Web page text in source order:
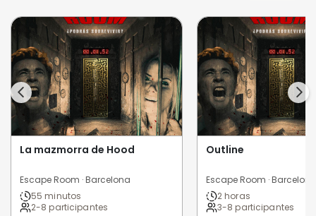
La mazmorra de Hood
Escape Room · Barcelona
55 minutos
2-8 participantes
Outline
Escape Room · Barcelona
2 horas
3-8 participantes